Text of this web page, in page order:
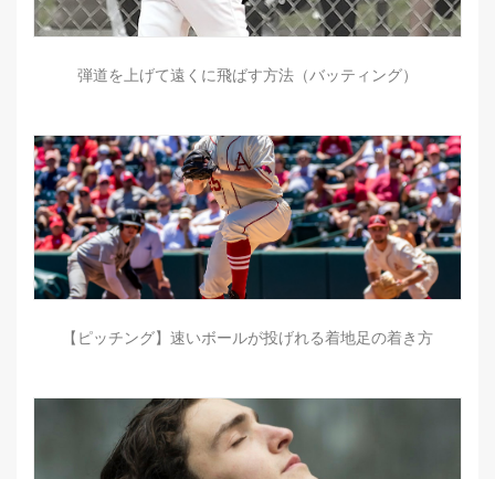
弾道を上げて遠くに飛ばす方法（バッティング）
【ピッチング】速いボールが投げれる着地足の着き方